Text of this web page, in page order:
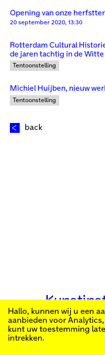
Opening van onze
20 september 2020, 13:30
Rotterdam Cultural
de jaren tachtig in de
Tentoonstelling
Michiel Huijben, nieuw
Tentoonstelling
back
Kunstinstituut Melly
Schrijf je in voor onze
te blijven van onze
Hallo, kunnen wij u een
aanbieden voor
kunt uw toestemming
intrekken.